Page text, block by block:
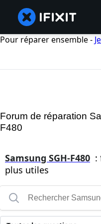
Pour réparer ensemble -
Forum de réparation
F480
Samsung SGH-F480 :
plus utiles